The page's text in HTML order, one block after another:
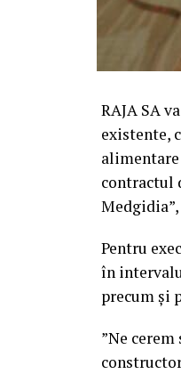
RAJA SA
existente,
contractul
Pentru
în
precum și
”Ne